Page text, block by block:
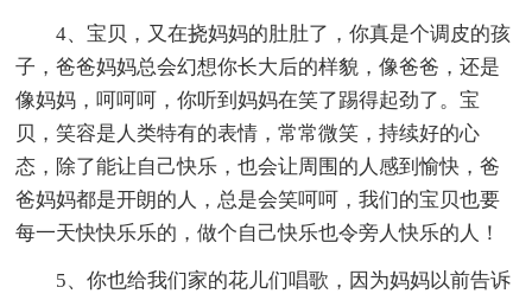
4、宝贝，又在挠妈妈的肚肚了，你真是个调皮的孩
子，爸爸妈妈总会幻想你长大后的样貌，像爸爸，还是
像妈妈，呵呵呵，你听到妈妈在笑了踢得起劲了。宝
贝，笑容是人类特有的表情，常常微笑，持续好的心
态，除了能让自己快乐，也会让周围的人感到愉快，爸
爸妈妈都是开朗的人，总是会笑呵呵，我们的宝贝也要
每一天快快乐乐的，做个自己快乐也令旁人快乐的人！
5、你也给我们家的花儿们唱歌，因为妈妈以前告诉